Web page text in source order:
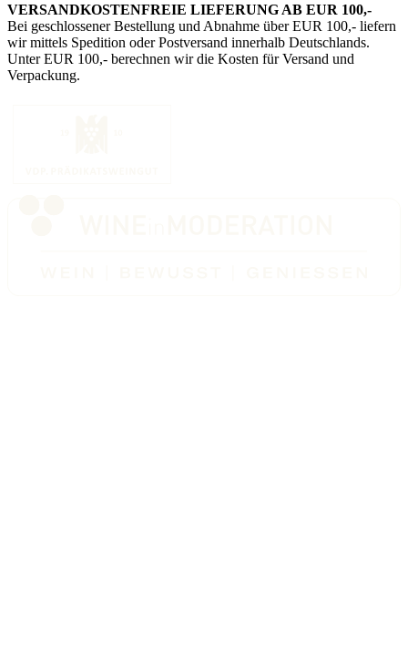
VERSANDKOSTENFREIE LIEFERUNG AB EUR 100,-
Bei geschlossener Bestellung und Abnahme über EUR 100,- liefern
wir mittels Spedition oder Postversand innerhalb Deutschlands.
Unter EUR 100,- berechnen wir die Kosten für Versand und
Verpackung.